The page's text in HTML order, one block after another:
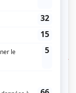
pour